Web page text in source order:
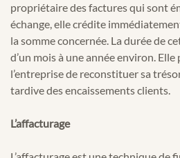
propriétaire des factures qui sont
échange, elle crédite
la somme concernée. La durée de
d’un mois à une année environ. Elle
l’entreprise de reconstituer sa
tardive des encaissements clients.
L’affacturage